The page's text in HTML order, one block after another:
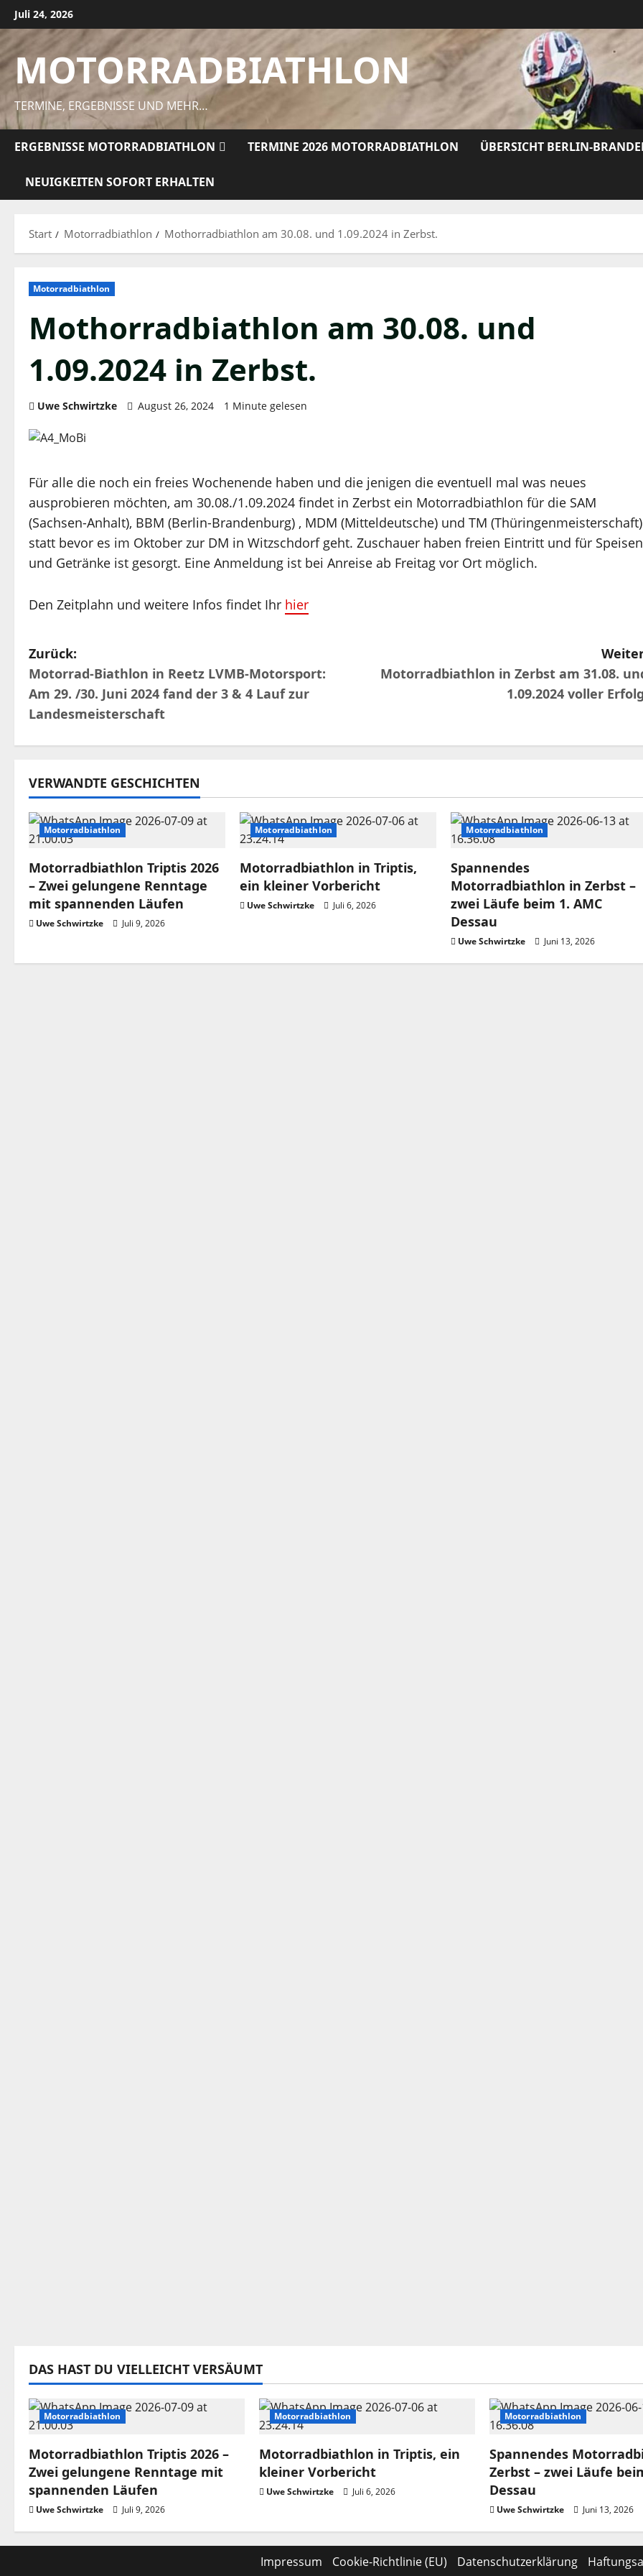
Zum
Inhalt
springen
Juli 24, 2026
MOTORRADBIATHLON
TERMINE, ERGEBNISSE UND MEHR…
ERGEBNISSE MOTORRADBIATHLON TERMINE 2026 MOTORRADBIATHLON ÜBERSICHT BERLIN-
NEUIGKEITEN SOFORT ERHALTEN
Start Motorradbiathlon Mothorradbiathlon am 30.08. und 1.09.2024 in Zerbst.
Motorradbiathlon
Mothorradbiathlon am 30.08. und
1.09.2024 in Zerbst.
Uwe Schwirtzke August 26, 2024 1 Minute gelesen
Für alle die noch ein freies Wochenende haben und die jenigen die eventuell mal was neues
ausprobieren möchten, am 30.08./1.09.2024 findet in Zerbst ein Motorradbiathlon für die SAM
(Sachsen-Anhalt), BBM (Berlin-Brandenburg) , MDM (Mitteldeutsche) und TM (Thüringenmeisterschaft)
statt bevor es im Oktober zur DM in Witzschdorf geht. Zuschauer haben freien Eintritt und für Speisen
und Getränke ist gesorgt. Eine Anmeldung ist bei Anreise ab Freitag vor Ort möglich.
Den Zeitplahn und weitere Infos findet Ihr hier
B
e
i
t
r
a
g
s
n
a
v
Zurück:
Motorrad-Biathlon in Reetz LVMB-Motorsport:
Am 29. /30. Juni 2024 fand der 3 & 4 Lauf zur
Landesmeisterschaft
Motorradbiathlon in Zerbst am 31.08.
1.09.2024 voller
VERWANDTE GESCHICHTEN
Motorradbiathlon
Motorradbiathlon Triptis 2026
– Zwei gelungene Renntage
mit spannenden Läufen
Uwe Schwirtzke Juli 9, 2026
Motorradbiathlon
Motorradbiathlon in Triptis,
ein kleiner Vorbericht
Uwe Schwirtzke Juli 6, 2026
Motorradbiathlon
Spannendes
Motorradbiathlon in Zerbst –
zwei Läufe beim 1. AMC
Dessau
Uwe Schwirtzke Juni 13, 2026
DAS HAST DU VIELLEICHT VERSÄUMT
Motorradbiathlon
Motorradbiathlon Triptis 2026 –
Zwei gelungene Renntage mit
spannenden Läufen
Uwe Schwirtzke Juli 9, 2026
Motorradbiathlon
Motorradbiathlon in Triptis, ein
kleiner Vorbericht
Uwe Schwirtzke Juli 6, 2026
Motorradbiathlon
Spannendes
Zerbst – zwei Läufe
Dessau
Uwe Schwirtzke Juni 13, 2026
Impressum Cookie-Richtlinie (EU) Datenschutzerklärung